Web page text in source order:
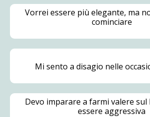
Vorrei essere più elegante, ma
cominciare
Mi sento a disagio nelle
Devo imparare a farmi valere sul
essere aggressiva